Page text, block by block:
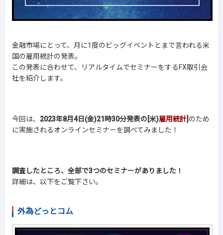
金融市場にとって、月に1度のビッグイベントとまで言われる米
国の雇用統計の発表。
この発表に合わせて、リアルタイムでセミナーをするFX取引会
社を紹介します。
今回は、 2023年8月4日(金)21時30分発表の[米)雇用統計] のため
に実施されるオンラインセミナーを調べてみました！
調査したところ、全部で3つのセミナーがありました！
詳細は、以下をご覧下さい。
外為どっとコム